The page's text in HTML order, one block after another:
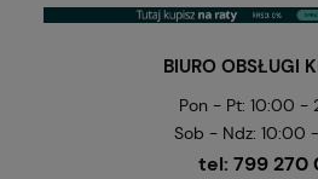
BIURO OBSŁUGI
Pon - Pt: 10:00 -
Sob - Ndz: 10:00
tel: 799 270